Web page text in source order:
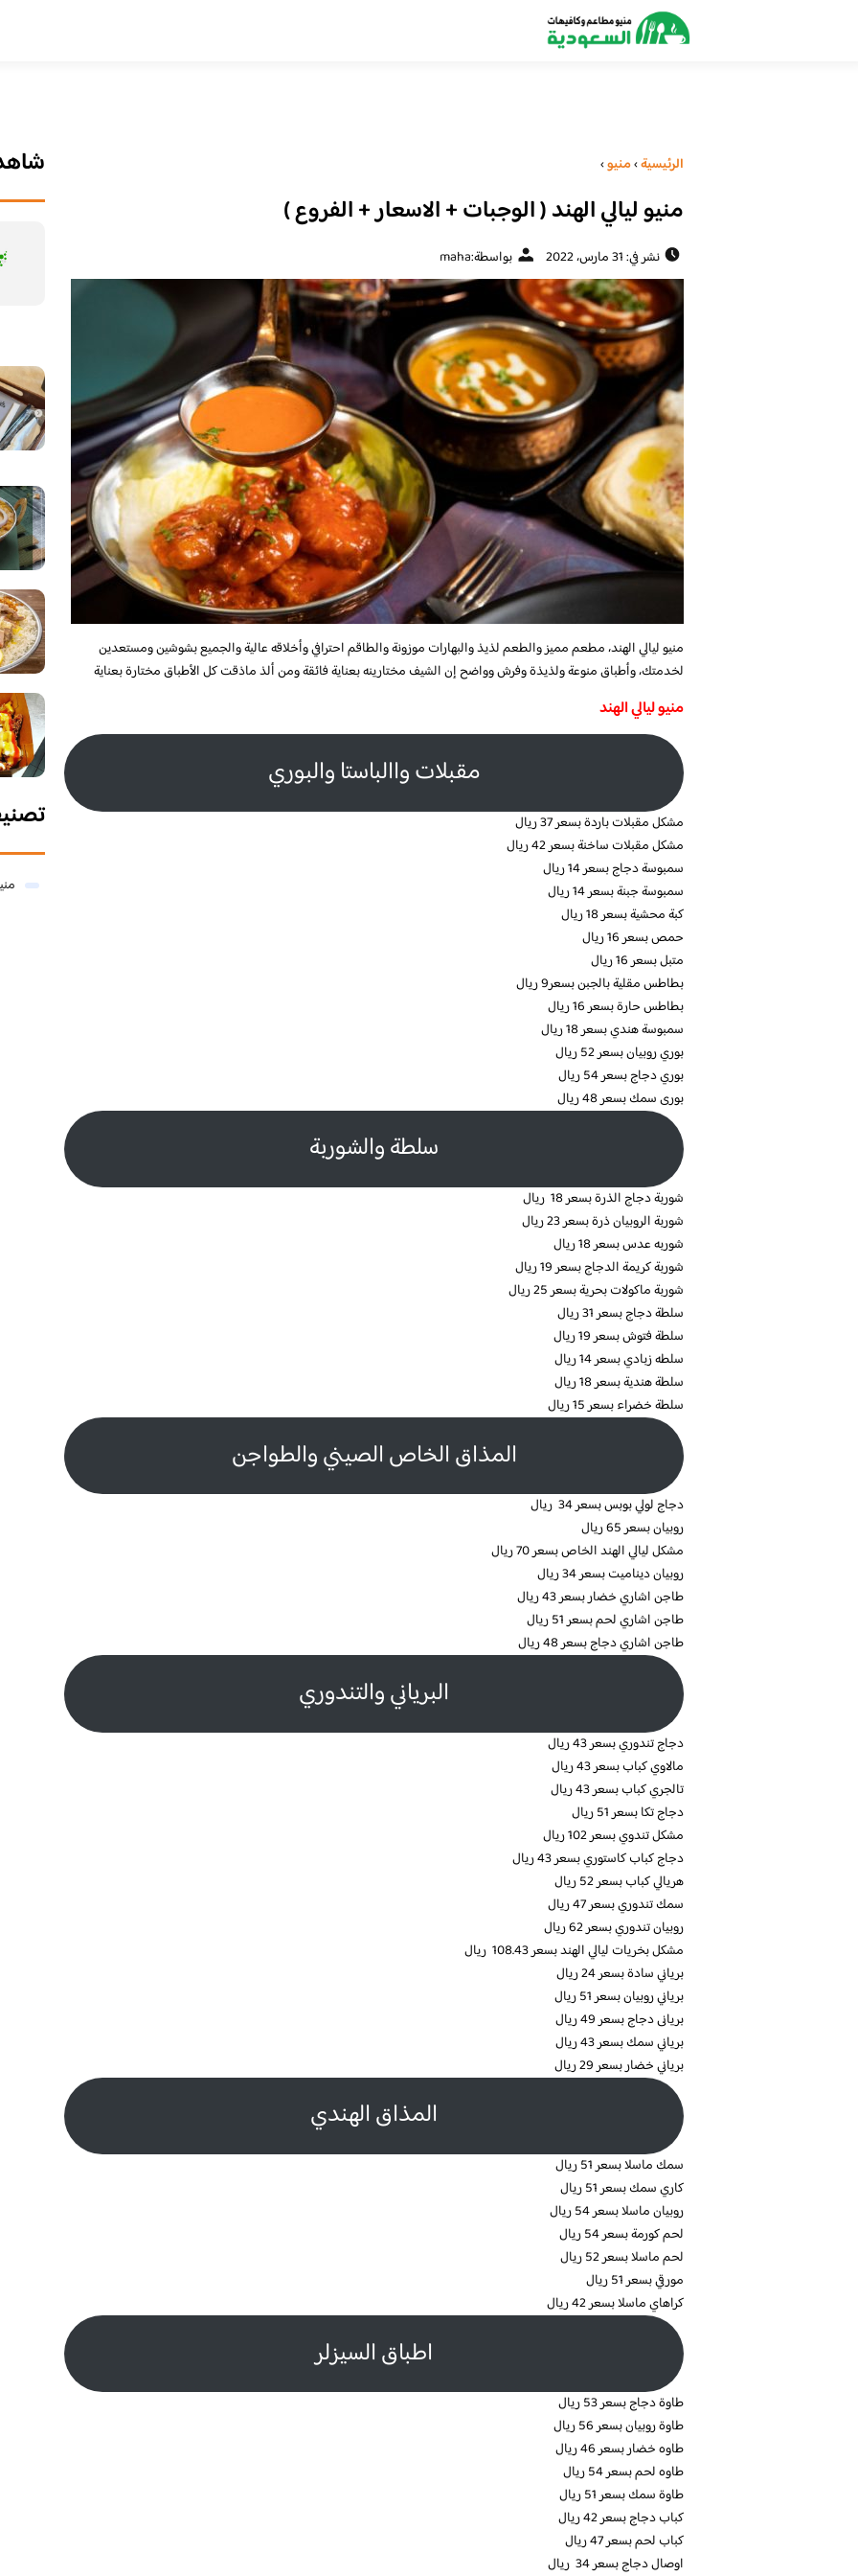
الرئيسية›منيو›
منيو ليالي الهند ( الوجبات + الاسعار + الفروع )
نشر في: 31 مارس، 2022 بواسطة:maha
منيو ليالي الهند، مطعم مميز والطعم لذيذ والبهارات موزونة والطاقم احترافي وأخلاقه عالية والجميع بشوشين ومستعدين
لخدمتك، وأطباق منوعة ولذيذة وفرش وواضح إن الشيف مختارينه بعناية فائقة ومن ألذ ماذقت كل الأطباق مختارة بعناية
منيو ليالي الهند
مقبلات واالباستا والبوري
مشكل مقبلات باردة بسعر 37 ريال
مشكل مقبلات ساخنة بسعر 42 ريال
سمبوسة دجاج بسعر 14 ريال
سمبوسة جبنة بسعر 14 ريال
كبة محشية بسعر 18 ريال
حمص بسعر 16 ريال
متبل بسعر 16 ريال
بطاطس مقلية بالجبن بسعر9 ريال
بطاطس حارة بسعر 16 ريال
سمبوسة هندي بسعر 18 ريال
بوري روبيان بسعر 52 ريال
بوري دجاج بسعر 54 ريال
بورى سمك بسعر 48 ريال
سلطة والشوربة
شوربة دجاج الذرة بسعر 18 ريال
شوربة الروبيان ذرة بسعر 23 ريال
شوربه عدس بسعر 18 ريال
شوربة كريمة الدجاج بسعر 19 ريال
شوربة ماكولات بحرية بسعر 25 ريال
سلطة دجاج بسعر 31 ريال
سلطة فتوش بسعر 19 ريال
سلطه زبادي بسعر 14 ريال
سلطة هندية بسعر 18 ريال
سلطة خضراء بسعر 15 ريال
المذاق الخاص الصيني والطواجن
دجاج لولي بوبس بسعر 34 ريال
روبيان بسعر 65 ريال
مشكل ليالي الهند الخاص بسعر 70 ريال
روبيان ديناميت بسعر 34 ريال
طاجن اشاري خضار بسعر 43 ريال
طاجن اشاري لحم بسعر 51 ريال
طاجن اشاري دجاج بسعر 48 ريال
البرياني والتندوري
دجاج تندوري بسعر 43 ريال
مالاوي كباب بسعر 43 ريال
تالجري كباب بسعر 43 ريال
دجاج تكا بسعر 51 ريال
مشكل تندوي بسعر 102 ريال
دجاج كباب كاستوري بسعر 43 ريال
هريالي كباب بسعر 52 ريال
سمك تندوري بسعر 47 ريال
روبيان تندوري بسعر 62 ريال
مشكل بخريات ليالي الهند بسعر 108.43 ريال
برياني سادة بسعر 24 ريال
برياني روبيان بسعر 51 ريال
بريانى دجاج بسعر 49 ريال
برياني سمك بسعر 43 ريال
برياني خضار بسعر 29 ريال
المذاق الهندي
سمك ماسلا بسعر 51 ريال
كاري سمك بسعر 51 ريال
روبيان ماسلا بسعر 54 ريال
لحم كورمة بسعر 54 ريال
لحم ماسلا بسعر 52 ريال
مورقي بسعر 51 ريال
كراهاي ماسلا بسعر 42 ريال
اطباق السيزلر
طاوة دجاج بسعر 53 ريال
طاوة روبيان بسعر 56 ريال
طاوه خضار بسعر 46 ريال
طاوه لحم بسعر 54 ريال
طاوة سمك بسعر 51 ريال
كباب دجاج بسعر 42 ريال
كباب لحم بسعر 47 ريال
اوصال دجاج بسعر 34 ريال